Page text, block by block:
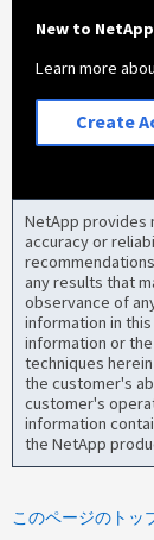
New to
Learn more
Create
NetApp provides
accuracy or
any results that
observance of
information in
information or
techniques
the customer's
customer's
information
the NetApp
このページのトッ